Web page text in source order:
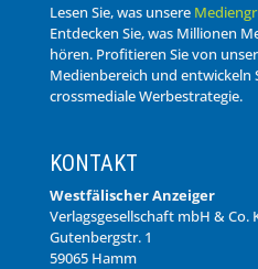
Lesen Sie, was unsere
Entdecken Sie, was Millionen
hören. Profitieren Sie von
Medienbereich und entwickeln
crossmediale Werbestrategie.
KONTAKT
Westfälischer Anzeiger
Verlagsgesellschaft mbH & Co.
Gutenbergstr. 1
59065 Hamm